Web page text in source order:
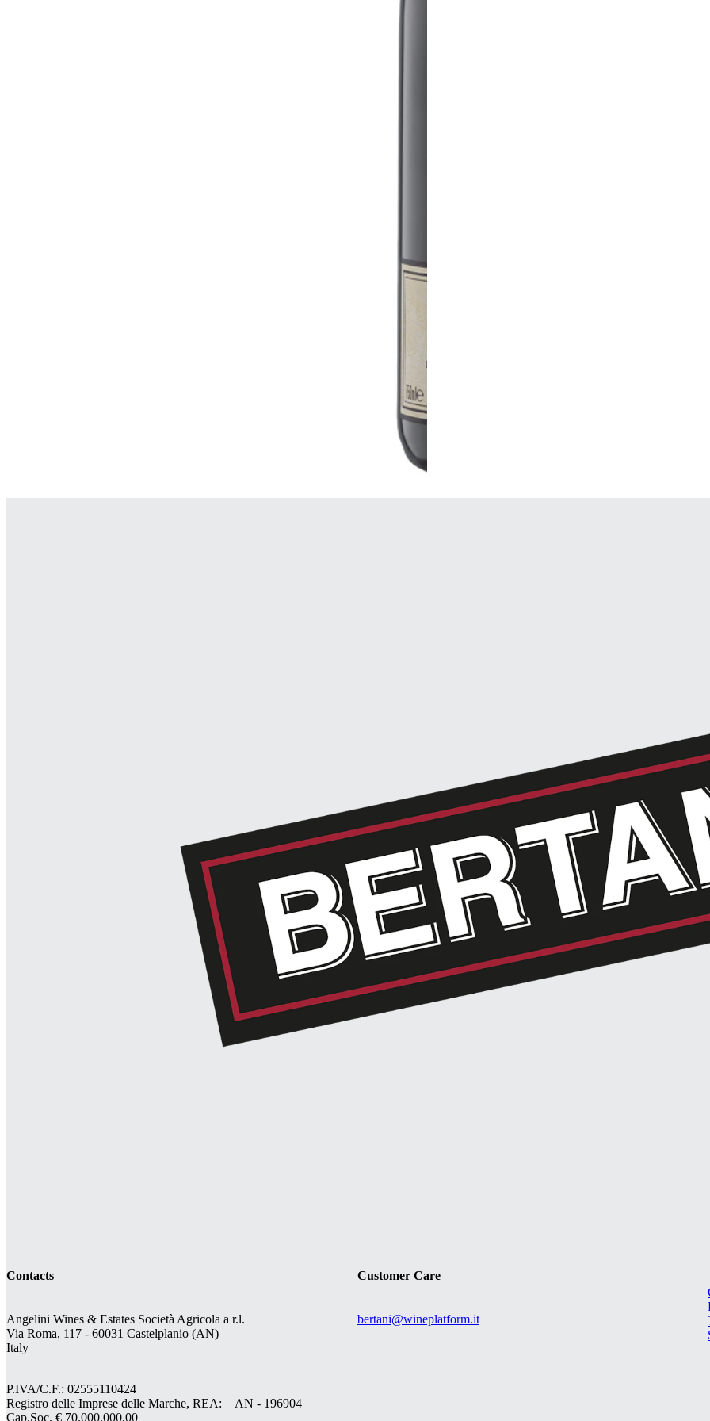
Contacts
Angelini Wines & Estates Società Agricola a r.l.
Via Roma, 117 - 60031 Castelplanio (AN)
Italy
P.IVA/C.F.: 02555110424
Registro delle Imprese delle Marche, REA: AN - 196904
Cap.Soc. € 70.000.000,00
Customer Care
bertani@wineplatform.it